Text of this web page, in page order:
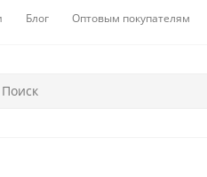
Блог Оптовым покупателям